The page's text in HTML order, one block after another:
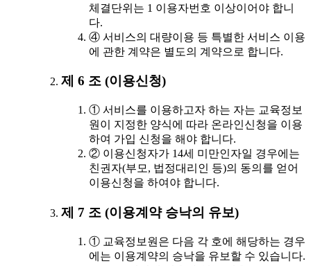
체결단위는 1 이용자번호 이상이어야 합니
다.
④ 서비스의 대량이용 등 특별한 서비스 이용
에 관한 계약은 별도의 계약으로 합니다.
제 6 조 (이용신청)
① 서비스를 이용하고자 하는 자는 교육정보
원이 지정한 양식에 따라 온라인신청을 이용
하여 가입 신청을 해야 합니다.
② 이용신청자가 14세 미만인자일 경우에는
친권자(부모, 법정대리인 등)의 동의를 얻어
이용신청을 하여야 합니다.
제 7 조 (이용계약 승낙의 유보)
① 교육정보원은 다음 각 호에 해당하는 경우
에는 이용계약의 승낙을 유보할 수 있습니다.